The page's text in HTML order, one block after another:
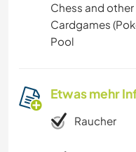
Chess and
Cardgames
Pool
Etwas mehr
Raucher